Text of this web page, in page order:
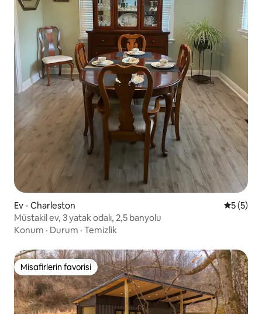
Ev - Charleston 55 (5)
Müstakil ev, 3 yatak odalı, 2,5 banyolu
Konum · Durum · Temizlik
Misafirlerin favorisi
Misafirlerin favorisi